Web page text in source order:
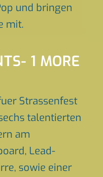
und bringen
mit.
1 MORE
Strassenfest
talentierten
am
Lead-
sowie einer